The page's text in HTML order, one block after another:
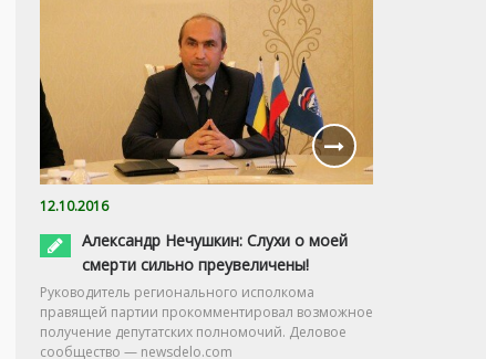
12.10.2016
Александр Нечушкин: Слухи о моей
смерти сильно преувеличены!
Руководитель регионального исполкома
правящей партии прокомментировал возможное
получение депутатских полномочий. Деловое
сообщество — newsdelo.com